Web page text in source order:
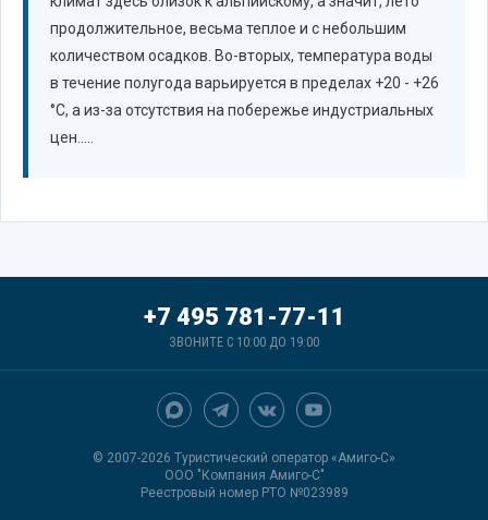
продолжительное, весьма теплое и с небольшим
количеством осадков. Во-вторых, температура воды
в течение полугода варьируется в пределах +20 - +26
°C, а из-за отсутствия на побережье индустриальных
цен.....
© 2007-2026 Туристический оператор «Амиго-С»
ООО "Компания Амиго-С"
Реестровый номер РТО №023989
+7 495 781-77-11
ЗВОНИТЕ С 10:00 ДО 19:00